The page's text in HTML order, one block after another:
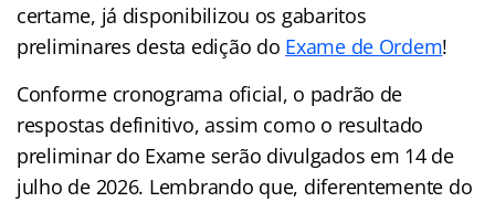
certame, já disponibilizou os gabaritos
preliminares desta edição do Exame de Ordem!
Conforme cronograma oficial, o padrão de
respostas definitivo, assim como o resultado
preliminar do Exame serão divulgados em 14 de
julho de 2026. Lembrando que, diferentemente do